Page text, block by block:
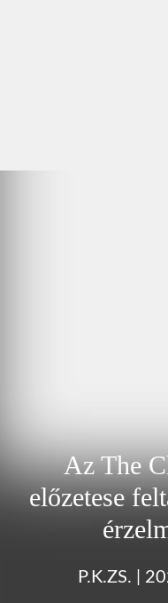
Az The
előzetese
P.K.ZS.